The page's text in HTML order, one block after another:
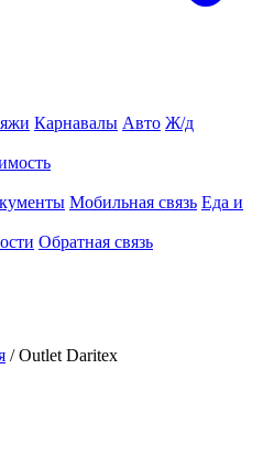
Карнавалы Авто Ж/д
Мобильная связь Еда и
Обратная связь
/ Outlet Daritex